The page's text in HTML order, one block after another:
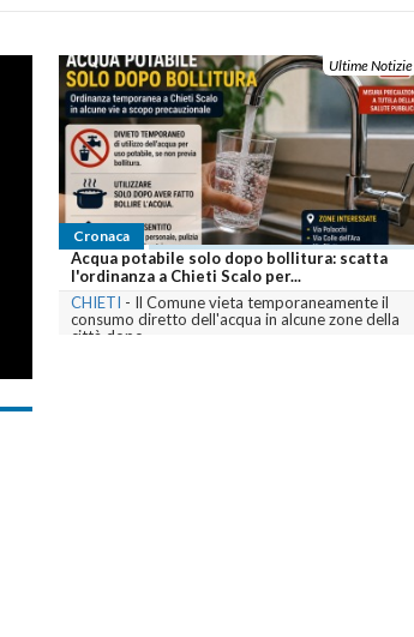
Ultime Notizie
Cronaca
Acqua potabile solo dopo bollitura: scatta
l'ordinanza a Chieti Scalo per...
CHIETI - Il Comune vieta temporaneamente il
consumo diretto dell'acqua in alcune zone della
città dopo...